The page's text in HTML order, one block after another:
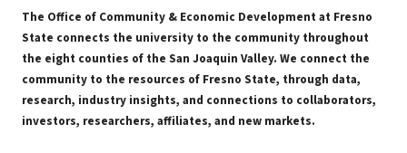
The Office of Community & Economic Development at Fresno
State connects the university to the community throughout
the eight counties of the San Joaquin Valley. We connect the
community to the resources of Fresno State, through data,
research, industry insights, and connections to collaborators,
investors, researchers, affiliates, and new markets.